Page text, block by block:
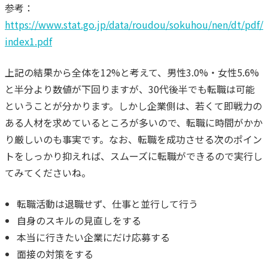
参考：
https://www.stat.go.jp/data/roudou/sokuhou/nen/dt/pdf/
index1.pdf
上記の結果から全体を12%と考えて、男性3.0%・女性5.6%
と半分より数値が下回りますが、30代後半でも転職は可能
ということが分かります。 しかし企業側は、若くて即戦力の
ある人材を求めているところが多いので、転職に時間がかか
り厳しいのも事実です。 なお、転職を成功させる次のポイン
トをしっかり抑えれば、スムーズに転職ができるので実行し
てみてくださいね。
転職活動は退職せず、仕事と並行して行う
自身のスキルの見直しをする
本当に行きたい企業にだけ応募する
面接の対策をする